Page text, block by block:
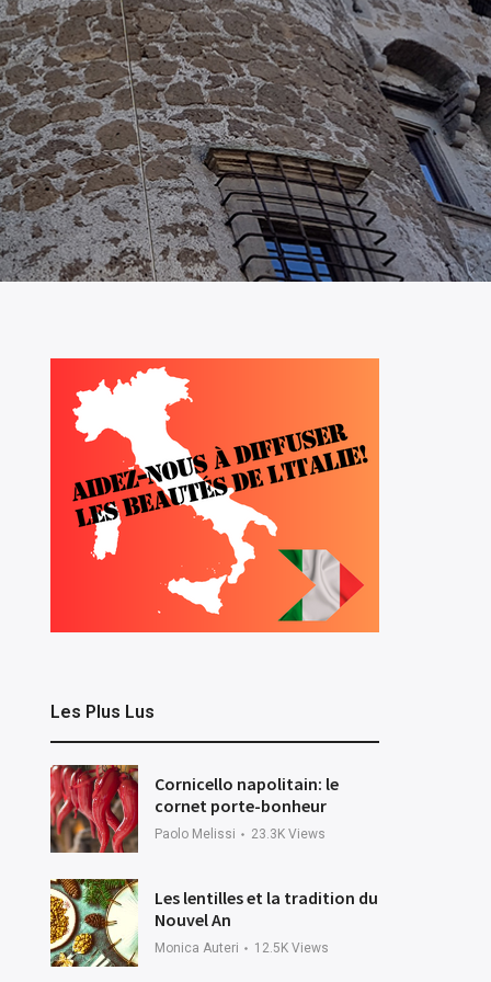
Les Plus Lus
Cornicello napolitain: le
cornet porte-bonheur
Paolo Melissi 23.3K Views
Les lentilles et la tradition du
Nouvel An
Monica Auteri 12.5K Views